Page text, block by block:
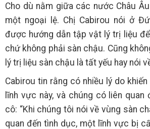
Cho dù nằm giữa các nước Châu
một ngoại lệ. Chị Cabirou nói ở
được hướng dẫn tập vật lý trị liệu
chứ không phải sàn chậu. Cũng
lý trị liệu sàn chậu là tất yếu hay nói
Cabirou tin rằng có nhiều lý do
lĩnh vực này, và chúng có liên quan
cô: “Khi chúng tôi nói về vùng sàn
quan đến tình dục, một lĩnh vực bị